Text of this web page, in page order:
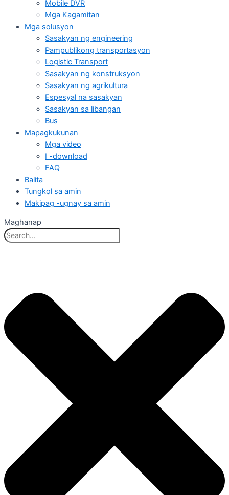
Mobile DVR
Mga Kagamitan
Mga solusyon
Sasakyan ng engineering
Pampublikong transportasyon
Logistic Transport
Sasakyan ng konstruksyon
Sasakyan ng agrikultura
Espesyal na sasakyan
Sasakyan sa libangan
Bus
Mapagkukunan
Mga video
I -download
FAQ
Balita
Tungkol sa amin
Makipag -ugnay sa amin
Maghanap